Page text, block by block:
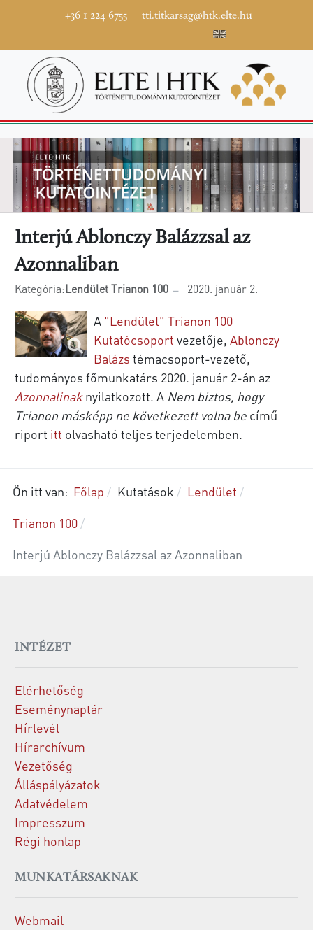
+36 1 224 6755 tti.titkarsag@htk.elte.hu
Interjú Ablonczy Balázzsal az
Azonnaliban
Kategória:Lendület Trianon 100 2020. január 2.
A "Lendület" Trianon 100
Kutatócsoport vezetője, Ablonczy
Balázs témacsoport-vezető,
tudományos főmunkatárs 2020. január 2-án az
Azonnalinaknyilatkozott. A Nem biztos, hogy
Trianon másképp ne következett volna be című
riport itt olvasható teljes terjedelemben.
Ön itt van: Főlap Kutatások
Lendület
Trianon 100
Interjú Ablonczy Balázzsal az Azonnaliban
INTÉZET
Elérhetőség
Eseménynaptár
Hírlevél
Hírarchívum
Vezetőség
Álláspályázatok
Adatvédelem
Impresszum
Régi honlap
MUNKATÁRSAKNAK
Webmail